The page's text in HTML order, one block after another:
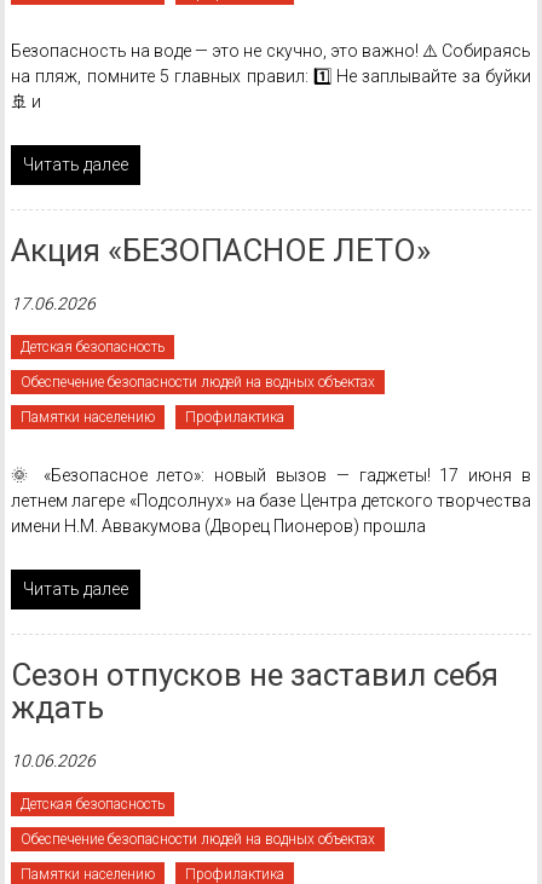
Безопасность на воде — это не скучно, это важно! ⚠️ Собираясь
на пляж, помните 5 главных правил: 1️⃣ Не заплывайте за буйки
🚢 и
Читать далее
Акция «БЕЗОПАСНОЕ ЛЕТО»
17.06.2026
Детская безопасность
Обеспечение безопасности людей на водных объектах
Памятки населению Профилактика
🌞 «Безопасное лето»: новый вызов — гаджеты! 17 июня в
летнем лагере «Подсолнух» на базе Центра детского творчества
имени Н.М. Аввакумова (Дворец Пионеров) прошла
Читать далее
Сезон отпусков не заставил себя
ждать
10.06.2026
Детская безопасность
Обеспечение безопасности людей на водных объектах
Памятки населению Профилактика